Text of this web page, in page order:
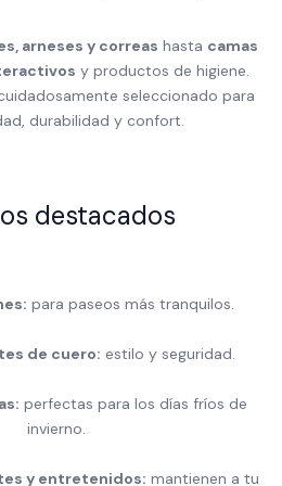
arneses y correas hasta camas
y productos de higiene.
seleccionado para
durabilidad y confort.
destacados
para paseos más tranquilos.
de cuero: estilo y seguridad.
perfectas para los días fríos de
invierno.
y entretenidos: mantienen a tu